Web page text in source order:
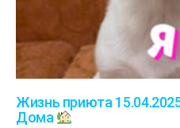
Жизнь приюта
Дома